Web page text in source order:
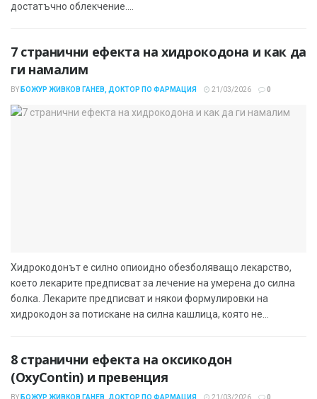
достатъчно облекчение....
7 странични ефекта на хидрокодона и как да
ги намалим
BY БОЖУР ЖИВКОВ ГАНЕВ, ДОКТОР ПО ФАРМАЦИЯ 21/03/2026 0
Хидрокодонът е силно опиоидно обезболяващо лекарство,
което лекарите предписват за лечение на умерена до силна
болка. Лекарите предписват и някои формулировки на
хидрокодон за потискане на силна кашлица, която не...
8 странични ефекта на оксикодон
(OxyContin) и превенция
BY БОЖУР ЖИВКОВ ГАНЕВ, ДОКТОР ПО ФАРМАЦИЯ 21/03/2026 0